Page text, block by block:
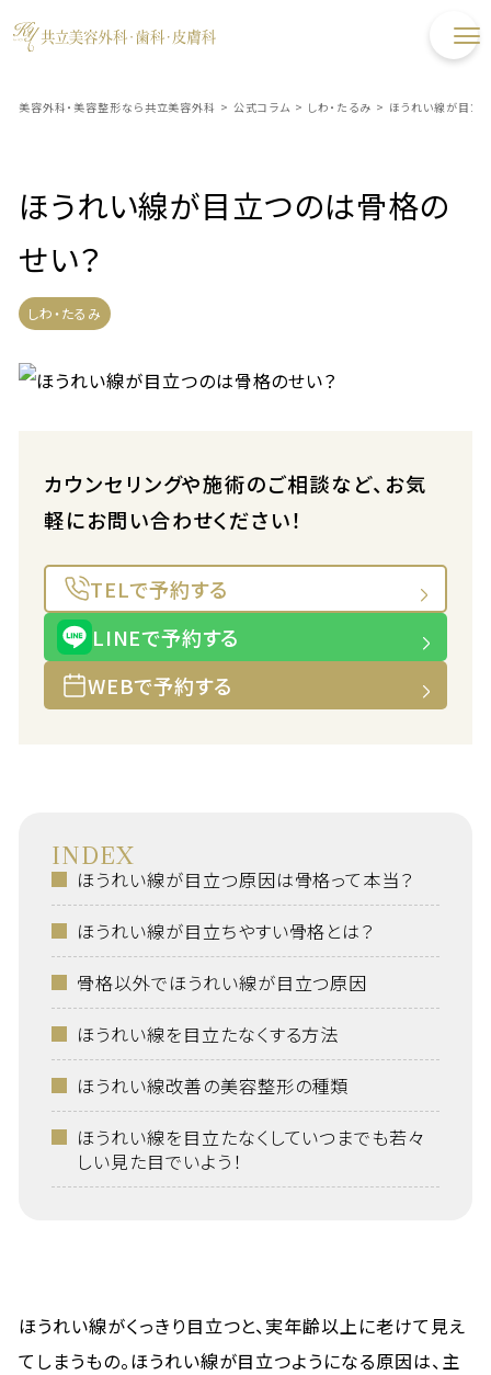
美容外科・美容整形なら共立美容外科 > 公式コラム > しわ・たるみ > ほうれい線が目立
ほうれい線が目立つのは骨格の
せい？
しわ・たるみ
カウンセリングや施術のご相談など、お気
軽にお問い合わせください！
TELで予約する
LINEで予約する
WEBで予約する
INDEX
ほうれい線が目立つ原因は骨格って本当？
ほうれい線が目立ちやすい骨格とは？
骨格以外でほうれい線が目立つ原因
ほうれい線を目立たなくする方法
ほうれい線改善の美容整形の種類
ほうれい線を目立たなくしていつまでも若々
しい見た目でいよう！
ほうれい線がくっきり目立つと、実年齢以上に老けて見え
てしまうもの。ほうれい線が目立つようになる原因は、主